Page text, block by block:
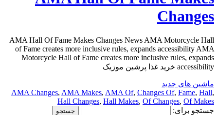
Changes
AMA Hall Of Fame Makes Changes News AMA Motorcycle Hall
of Fame creates more inclusive rules, expands accessibility AMA
Motorcycle Hall of Fame creates more inclusive rules, expands
accessibility خرید غذا پرشین موزیک
ماشین های جدید
AMA Changes, AMA Makes, AMA Of, Changes Of, Fame, Hall,
Hall Changes, Hall Makes, Of Changes, Of Makes
جستجو برای: